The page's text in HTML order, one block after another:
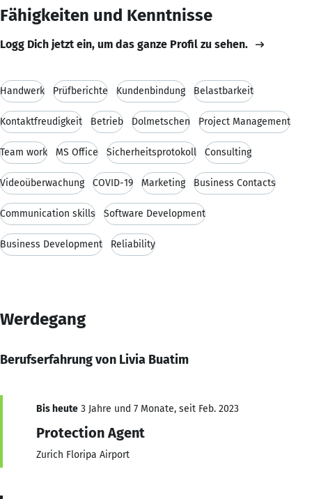
Fähigkeiten und Kenntnisse
Logg Dich jetzt ein, um das ganze Profil zu sehen.
Handwerk Prüfberichte Kundenbindung Belastbarkeit
Kontaktfreudigkeit Betrieb Dolmetschen Project Management
Team work MS Office Sicherheitsprotokoll Consulting
Videoüberwachung COVID-19 Marketing Business Contacts
Communication skills Software Development
Business Development Reliability
Werdegang
Berufserfahrung von Livia Buatim
Bis heute 3 Jahre und 7 Monate, seit Feb. 2023
Protection Agent
Zurich Floripa Airport